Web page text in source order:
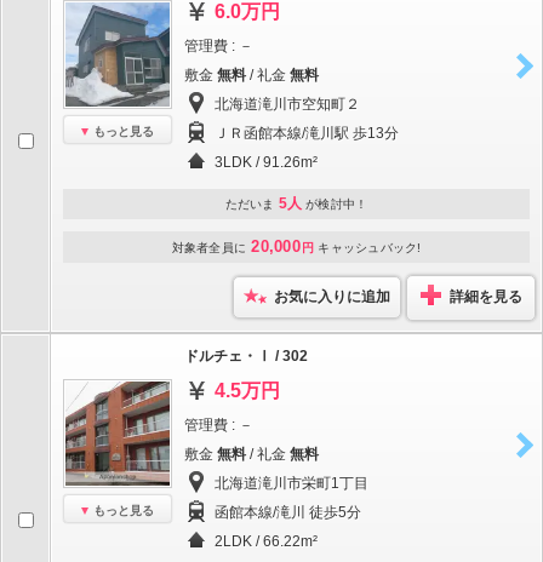
もっと見る
6.0万円
管理費 : －
敷金 無料 / 礼金 無料
北海道滝川市空知町２
ＪＲ函館本線/滝川駅 歩13分
3LDK / 91.26m²
ただいま 5人 が検討中！
対象者全員に 20,000 円 キャッシュバック!
お気に入りに追加 詳細を見る
もっと見る
ドルチェ・Ⅰ / 302
4.5万円
管理費 : －
敷金 無料 / 礼金 無料
北海道滝川市栄町1丁目
函館本線/滝川 徒歩5分
2LDK / 66.22m²